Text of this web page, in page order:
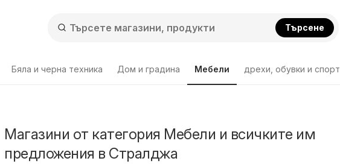
Търсене
Бяла и черна техника Дом и градина Мебели дрехи, обувки и спорт
Магазини от категория Мебели и всичките им
предложения в Стралджа